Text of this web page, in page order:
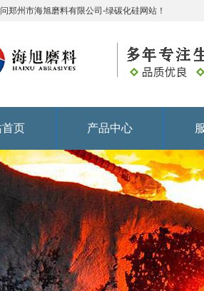
郑州市海旭磨料有限公司-绿碳化硅网站！
首页 产品中心